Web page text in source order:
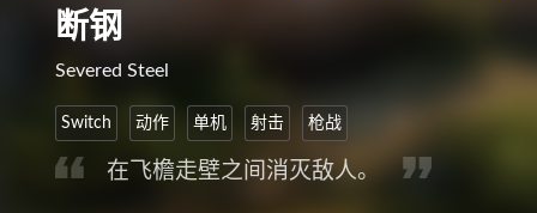
断钢
Severed Steel
Switch 动作 单机 射击 枪战
在飞檐走壁之间消灭敌人。